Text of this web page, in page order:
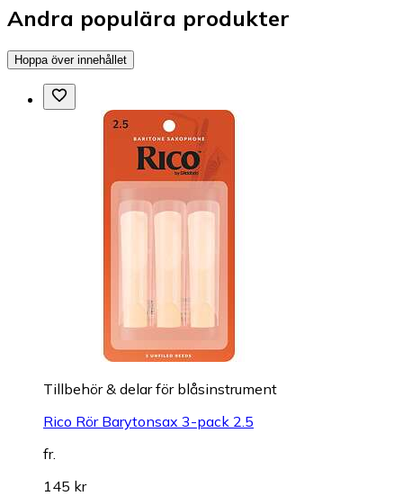
Andra populära produkter
Hoppa över innehållet
Tillbehör & delar för blåsinstrument
Rico Rör Barytonsax 3-pack 2.5
fr.
145 kr